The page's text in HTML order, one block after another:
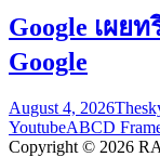
Google เผย
Google
August 4, 2026
YoutubeABCD
Copyright © 2026